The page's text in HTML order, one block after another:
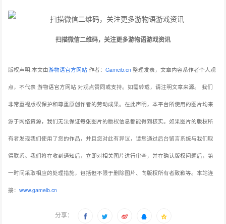
扫描微信二维码，关注更多游物语游戏资讯
版权声明:本文由游物语官方网站 作者：Gameib.cn 整理发表，文章内容系作者个人观
点，不代表 游物语官方网站 对观点赞同或支持。如需转载，请注明文章来源。 我们
非常重视版权保护和尊重原创作者的劳动成果。在此声明，本平台所使用的图片均来
源于网络资源，我们无法保证每张图片的版权信息都能得到核实。如果图片的版权所
有者发现我们使用了您的作品，并且您对此有异议，请您通过后台留言系统与我们取
得联系。我们将在收到通知后，立即对相关图片进行审查，并在确认版权问题后，第
一时间采取相应的处理措施，包括但不限于删除图片、向版权所有者致歉等。本站连
接：www.gameib.cn
分享：